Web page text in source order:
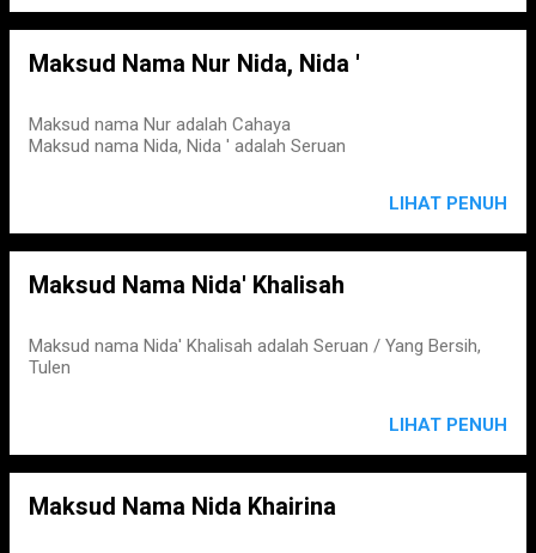
Maksud Nama Nur Nida, Nida '
Maksud nama Nur adalah Cahaya
Maksud nama Nida, Nida ' adalah Seruan
LIHAT PENUH
Maksud Nama Nida' Khalisah
Maksud nama Nida' Khalisah adalah Seruan / Yang Bersih,
Tulen
LIHAT PENUH
Maksud Nama Nida Khairina